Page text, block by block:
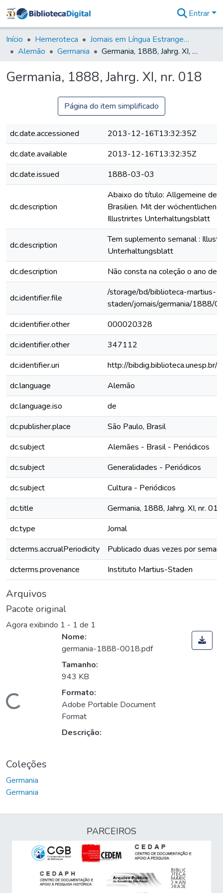
&
Coleções
Tudo na
Digital
Entrar
Início Hemeroteca
Jornais em Língua Estrangeira
Alemão
Germania Germania, 1888, Jahrg. XI, nr. 018
Germania, 1888, Jahrg. XI, nr. 018
Página do item simplificado
dc.date.accessioned
2013-12-16T13:32:35Z
dc.date.available
2013-12-16T13:32:35Z
dc.date.issued
1888-03-03
dc.description
Abaixo do título: Allgemeine
Brasilien. Mit der wöchentlichen
Illustrirtes Unterhaltungsblatt
dc.description
Tem suplemento semanal :
Unterhaltungsblatt
dc.description
Não consta na coleção o ano de
dc.identifier.file
/storage/bd/biblioteca-martius-
staden/jornais/germania/1888/
dc.identifier.other
000020328
dc.identifier.other
347112
dc.identifier.uri
http://
dc.language
Alemão
dc.language.iso
de
dc.publisher.place
São Paulo, Brasil
dc.subject
Alemães - Brasil - Periódicos
dc.subject
Generalidades - Periódicos
dc.subject
Cultura - Periódicos
dc.title
Germania, 1888, Jahrg. XI, nr. 018
dc.type
Jornal
dcterms.accrualPeriodicity
Publicado duas vezes por
dcterms.provenance
Instituto Martius-Staden
Arquivos
Pacote original
Agora exibindo 1 - 1 de 1
Carregando...
Nome:
germania-1888-0018.pdf
Tamanho:
943 KB
Formato:
Adobe Portable Document
Format
Descrição:
Coleções
Germania
Germania
PARCEIROS